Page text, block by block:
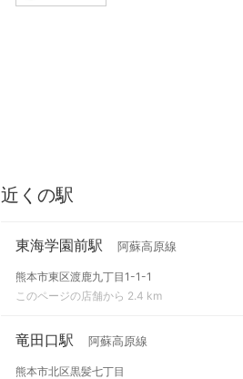
近くの駅
東海学園前駅 阿蘇高原線
熊本市東区渡鹿九丁目1-1-1
このページの店舗から 2.4 km
竜田口駅 阿蘇高原線
熊本市北区黒髪七丁目